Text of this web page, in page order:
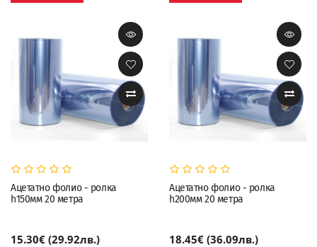
Ацетатно фолио - ролка
h150мм 20 метра
15.30€ (29.92лв.)
Ацетатно фолио - ролка
h200мм 20 метра
18.45€ (36.09лв.)